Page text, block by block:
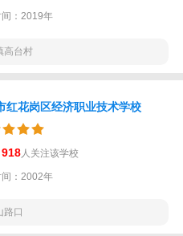
间：2019年
高台村
红花岗区经济职业技术学校
918人关注该学校
间：2002年
路口